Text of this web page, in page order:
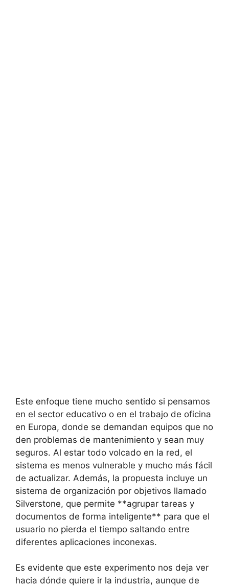
Este enfoque tiene mucho sentido si pensamos
en el sector educativo o en el trabajo de oficina
en Europa, donde se demandan equipos que no
den problemas de mantenimiento y sean muy
seguros. Al estar todo volcado en la red, el
sistema es menos vulnerable y mucho más fácil
de actualizar. Además, la propuesta incluye un
sistema de organización por objetivos llamado
Silverstone, que permite **agrupar tareas y
documentos de forma inteligente** para que el
usuario no pierda el tiempo saltando entre
diferentes aplicaciones inconexas.
Es evidente que este experimento nos deja ver
hacia dónde quiere ir la industria, aunque de